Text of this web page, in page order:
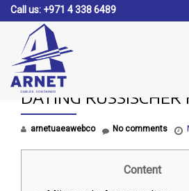
content
Call us: +971 4 338 6489
DATING RUSSISCHER
arnetuaeawebco No comments
Content